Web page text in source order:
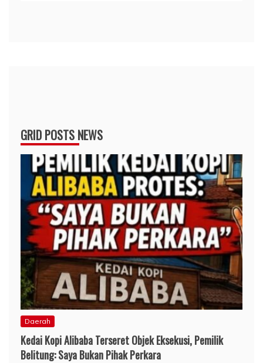
GRID POSTS NEWS
Daerah
Kedai Kopi Alibaba Terseret Objek Eksekusi, Pemilik
Belitung: Saya Bukan Pihak Perkara